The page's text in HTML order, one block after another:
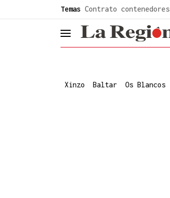
Temas Contrato contenedores
header.menu.open
Xinzo Baltar Os Blancos